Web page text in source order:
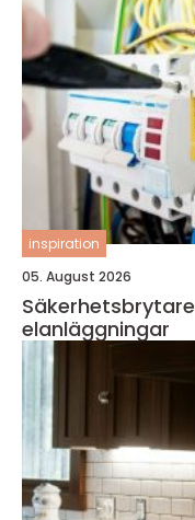
inspiration
05. August 2026
Säkerhetsbrytare en enkel guide till säkrare
elanläggningar